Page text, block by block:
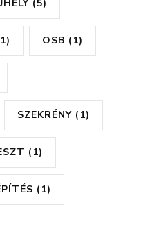
(5)
OSB (1)
SZEKRÉNY (1)
(1)
(1)